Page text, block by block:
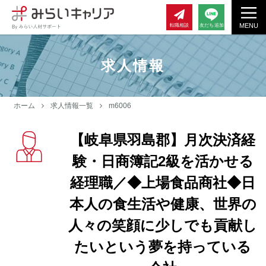
MENU
転職相談 友だち追加
求人情報
ホーム 求人情報一覧 m6006
【岐阜県羽島郡】月次決済経
験・日商簿記2級を活かせる
経理職／◆上場食品商社◆日
本人の食生活や健康、世界の
人々の笑顔に少しでも貢献し
たいという夢を持っている